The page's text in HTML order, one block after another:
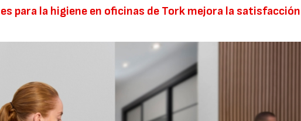
para la higiene en oficinas de Tork mejora la